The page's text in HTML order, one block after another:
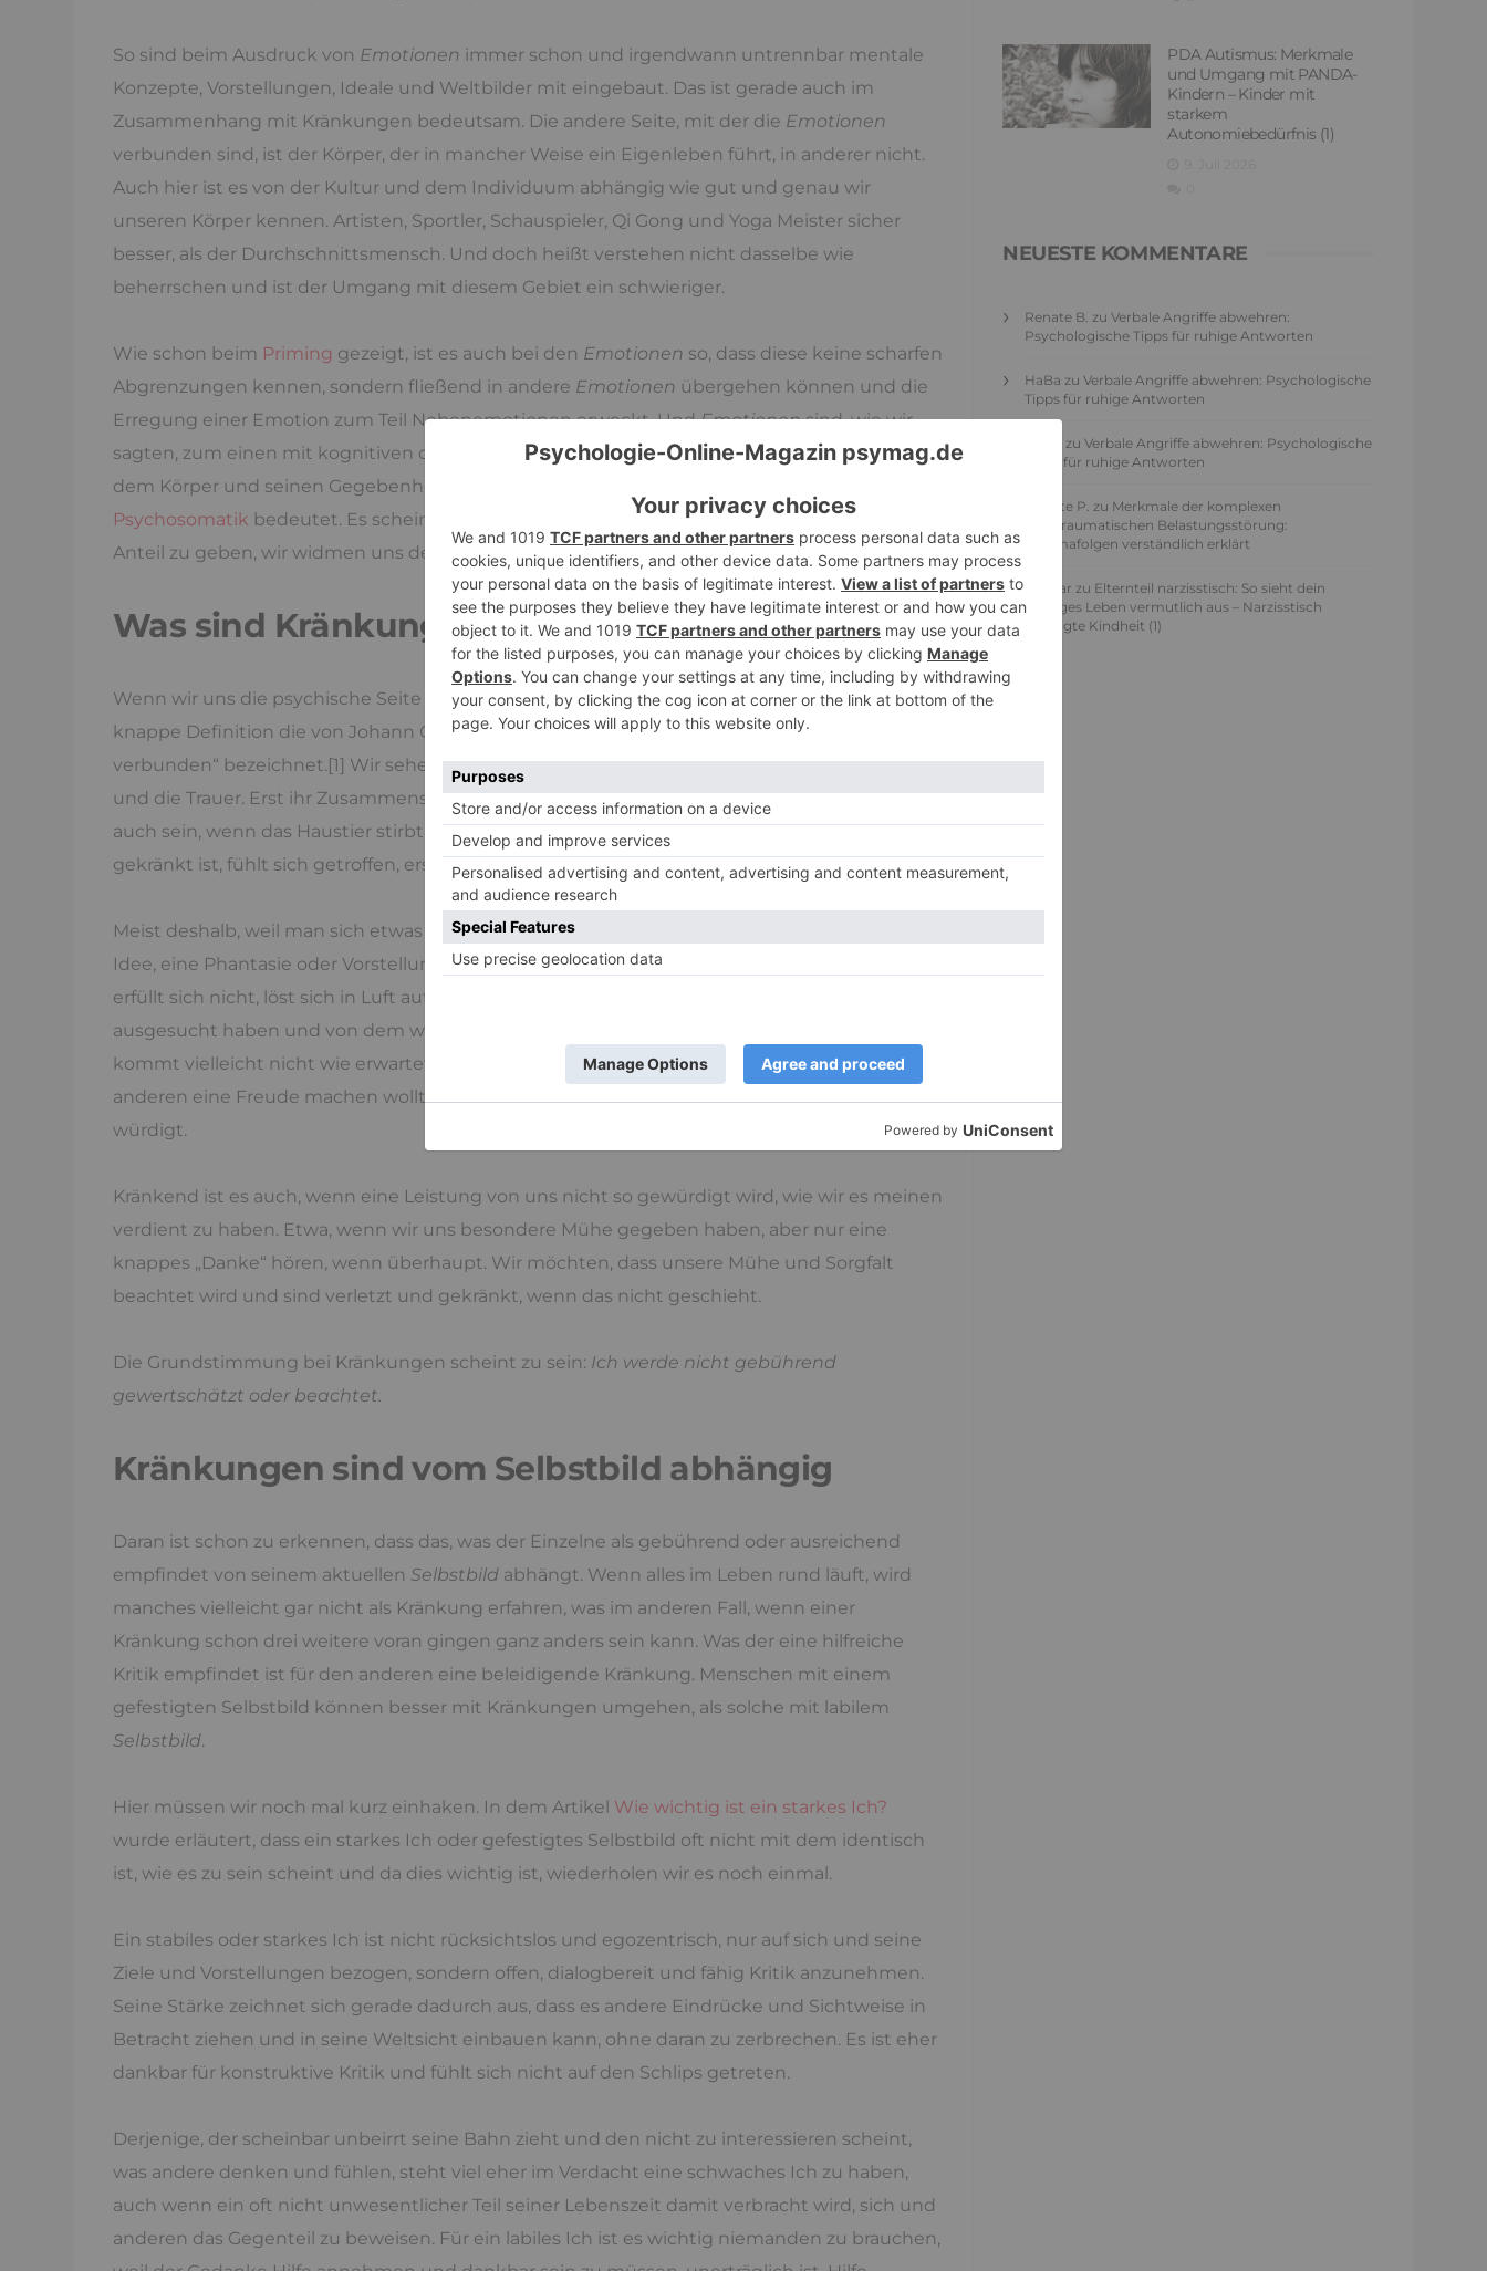
So sind beim Ausdruck von Emotionen immer schon und irgendwann untrennbar mentale
Konzepte, Vorstellungen, Ideale und Weltbilder mit eingebaut. Das ist gerade auch im
Zusammenhang mit Kränkungen bedeutsam. Die andere Seite, mit der die Emotionen
verbunden sind, ist der Körper, der in mancher Weise ein Eigenleben führt, in anderer nicht.
Auch hier ist es von der Kultur und dem Individuum abhängig wie gut und genau wir
unseren Körper kennen. Artisten, Sportler, Schauspieler, Qi Gong und Yoga Meister sicher
besser, als der Durchschnittsmensch. Und doch heißt verstehen nicht dasselbe wie
beherrschen und ist der Umgang mit diesem Gebiet ein schwieriger.
Wie schon beim Priming gezeigt, ist es auch bei den Emotionen so, dass diese keine scharfen
Abgrenzungen kennen, sondern fließend in andere Emotionen übergehen können und die
Erregung einer Emotion zum Teil Nebenemotionen erweckt. UndEmotionensind, wie wir
sagten, zum einen mit kognitiven oder mentalen Konzepten verbunden, zum anderen mit
dem Körper und seinen Gegebenheiten und Rhythmen. Dieser Zusammenhang ist das, was
Psychosomatik bedeutet. Es scheint bei Kränkungen einen hohen psychosomatischen
Anteil zu geben, wir widmen uns dem später.
Was sind Kränkungen?
Wenn wir uns die psychische Seite der Kränkungen anschauen, so ist die vielleicht beste,
knappe Definition die von Johann Christoph Adelung, der sie als „Ärgerniß mit Traurigkeit
verbunden“ bezeichnet.[1] Wir sehen, dass hier zweiEmotionenzusammen wirken, der Ärger
und die Trauer. Erst ihr Zusammenspiel macht die Kränkung aus, denn traurig kann man
auch sein, wenn das Haustier stirbt, ärgerlich, wenn man sich den Kopf stößt. Wer jedoch
gekränkt ist, fühlt sich getroffen, erschüttert.
Meist deshalb, weil man sich etwas anders vorgestellt hatte, als es nun gekommen ist. Eine
Idee, eine Phantasie oder Vorstellung und oft eine besondere Erwartung, die wir hatten,
erfüllt sich nicht, löst sich in Luft auf, fällt zusammen. Ein Geschenk, was wir liebevoll
ausgesucht haben und von dem wir dachten, der andere würde sich darüber sehr freuen,
kommt vielleicht nicht wie erwartet an. Das kann kränken. Wir sind traurig, weil wir dem
anderen eine Freude machen wollten und ärgerlich, weil es ihn nicht freut oder er es nicht
würdigt.
Kränkend ist es auch, wenn eine Leistung von uns nicht so gewürdigt wird, wie wir es meinen
verdient zu haben. Etwa, wenn wir uns besondere Mühe gegeben haben, aber nur eine
knappes „Danke“ hören, wenn überhaupt. Wir möchten, dass unsere Mühe und Sorgfalt
beachtet wird und sind verletzt und gekränkt, wenn das nicht geschieht.
Die Grundstimmung bei Kränkungen scheint zu sein: Ich werde nicht gebührend
gewertschätzt oder beachtet.
Kränkungen sind vom Selbstbild abhängig
Daran ist schon zu erkennen, dass das, was der Einzelne als gebührend oder ausreichend
empfindet von seinem aktuellen Selbstbild abhängt. Wenn alles im Leben rund läuft, wird
manches vielleicht gar nicht als Kränkung erfahren, was im anderen Fall, wenn einer
Kränkung schon drei weitere voran gingen ganz anders sein kann. Was der eine hilfreiche
Kritik empfindet ist für den anderen eine beleidigende Kränkung. Menschen mit einem
gefestigten Selbstbild können besser mit Kränkungen umgehen, als solche mit labilem
Selbstbild.
Hier müssen wir noch mal kurz einhaken. In dem Artikel Wie wichtig ist ein starkes Ich?
wurde erläutert, dass ein starkes Ich oder gefestigtes Selbstbild oft nicht mit dem identisch
ist, wie es zu sein scheint und da dies wichtig ist, wiederholen wir es noch einmal.
Ein stabiles oder starkes Ich ist nicht rücksichtslos und egozentrisch, nur auf sich und seine
Ziele und Vorstellungen bezogen, sondern offen, dialogbereit und fähig Kritik anzunehmen.
Seine Stärke zeichnet sich gerade dadurch aus, dass es andere Eindrücke und Sichtweise in
Betracht ziehen und in seine Weltsicht einbauen kann, ohne daran zu zerbrechen. Es ist eher
dankbar für konstruktive Kritik und fühlt sich nicht auf den Schlips getreten.
Derjenige, der scheinbar unbeirrt seine Bahn zieht und den nicht zu interessieren scheint,
was andere denken und fühlen, steht viel eher im Verdacht eine schwaches Ich zu haben,
auch wenn ein oft nicht unwesentlicher Teil seiner Lebenszeit damit verbracht wird, sich und
anderen das Gegenteil zu beweisen. Für ein labiles Ich ist es wichtig niemanden zu brauchen,
PDA Autismus: Merkmale
und Umgang mit PANDA-
Kindern – Kinder mit
starkem
Autonomiebedürfnis (1)
NEUESTE KOMMENTARE
Renate B. zu Verbale Angriffe abwehren:
Psychologische Tipps für ruhige Antworten
HaBa zu Verbale Angriffe abwehren: Psychologische
Tipps für ruhige Antworten
zu Verbale Angriffe abwehren: Psychologische
Tipps für ruhige Antworten
Juliette P. zu Merkmale der komplexen
Posttraumatischen Belastungsstörung:
Traumafolgen verständlich erklärt
Ansgar zu Elternteil narzisstisch: So sieht dein
heutiges Leben vermutlich aus – Narzisstisch
geprägte Kindheit (1)